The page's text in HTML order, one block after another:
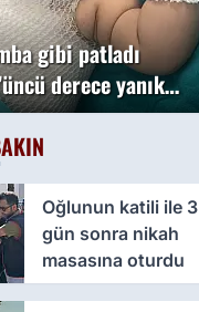
gibi patladı
derece yanık
Oğlunun katili ile 3
gün sonra nikah
masasına oturdu